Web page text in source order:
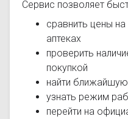
Сервис позволяет
сравнить цены на
аптеках
проверить
покупкой
найти
узнать режим
перейти на